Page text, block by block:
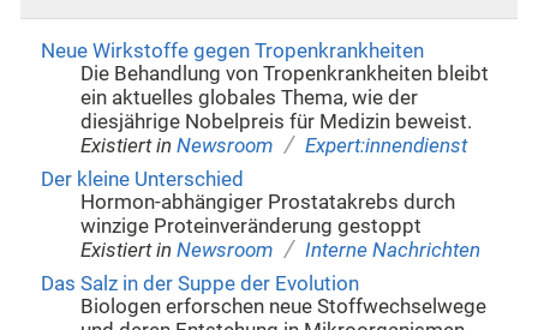
Neue Wirkstoffe gegen Tropenkrankheiten
Die Behandlung von Tropenkrankheiten bleibt
ein aktuelles globales Thema, wie der
diesjährige Nobelpreis für Medizin beweist.
Existiert in Newsroom / Expert:innendienst
Der kleine Unterschied
Hormon-abhängiger Prostatakrebs durch
winzige Proteinveränderung gestoppt
Existiert in Newsroom / Interne Nachrichten
Das Salz in der Suppe der Evolution
Biologen erforschen neue Stoffwechselwege